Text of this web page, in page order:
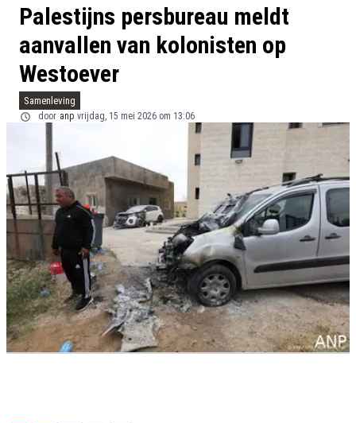
Palestijns persbureau meldt
aanvallen van kolonisten op
Westoever
Samenleving
door anp vrijdag, 15 mei 2026 om 13:06